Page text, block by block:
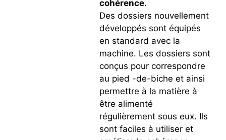
cohérence.
Des dossiers nouvellement
développés sont équipés
en standard avec la
machine. Les dossiers sont
conçus pour correspondre
au pied -de-biche et ainsi
permettre à la matière à
être alimenté
régulièrement sous eux. Ils
sont faciles à utiliser et